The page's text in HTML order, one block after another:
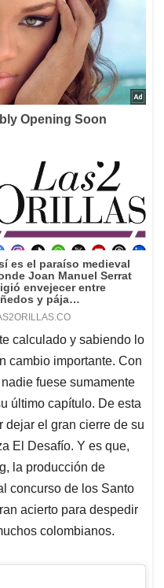
calculado y sabiendo lo
cambio importante. Con
fuese sumamente
último capítulo. De esta
dejar el gran cierre de su
El Desafío. Y es que,
la producción de
concurso de los Santo
acierto para despedir
colombianos.